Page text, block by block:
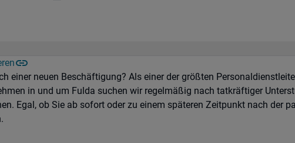
teilen
einer neuen Beschäftigung? Als einer der größten
in und um Fulda suchen wir regelmäßig nach tatkräftiger
Egal, ob Sie ab sofort oder zu einem späteren Zeitpunkt nach der